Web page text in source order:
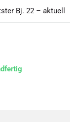
Bj. 22 – aktuell